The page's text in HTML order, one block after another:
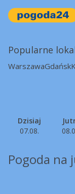
Popularne
WarszawaGdańsk
Dzisiaj
07.08.
Pogoda na